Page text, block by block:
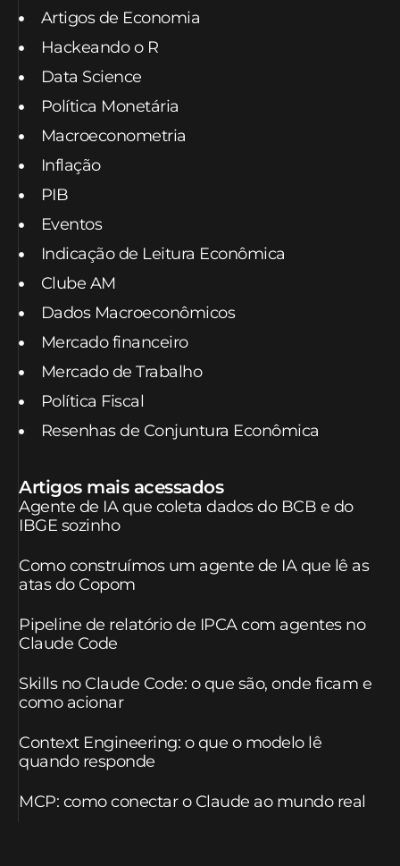
Artigos de Economia
Hackeando o R
Data Science
Política Monetária
Macroeconometria
Inflação
PIB
Eventos
Indicação de Leitura Econômica
Clube AM
Dados Macroeconômicos
Mercado financeiro
Mercado de Trabalho
Política Fiscal
Resenhas de Conjuntura Econômica
Artigos mais acessados
Agente de IA que coleta dados do BCB e do
IBGE sozinho
Como construímos um agente de IA que lê as
atas do Copom
Pipeline de relatório de IPCA com agentes no
Claude Code
Skills no Claude Code: o que são, onde ficam e
como acionar
Context Engineering: o que o modelo lê
quando responde
MCP: como conectar o Claude ao mundo real